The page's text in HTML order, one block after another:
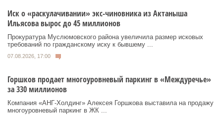
Иск о «раскулачивании» экс-чиновника из Актаныша
Ильясова вырос до 45 миллионов
Прокуратура Муслюмовского района увеличила размер исковых
требований по гражданскому иску к бывшему ...
07.08.2026, 17:00
Горшков продает многоуровневый паркинг в «Междуречье»
за 330 миллионов
Компания «АНГ-Холдинг» Алексея Горшкова выставила на продажу
многоуровневый паркинг в ЖК ...